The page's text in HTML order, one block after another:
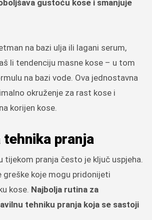
gustoću kose i smanjuje
na bazi ulja ili lagani serum,
li tendenciju masne kose – u tom
na bazi vode. Ova jednostavna
okruženje za rast kose i
korijen kose.
pranja
tijekom pranja često je ključ uspjeha.
greške koje mogu pridonijeti
kose. Najbolja rutina za
tehniku pranja koja se sastoji